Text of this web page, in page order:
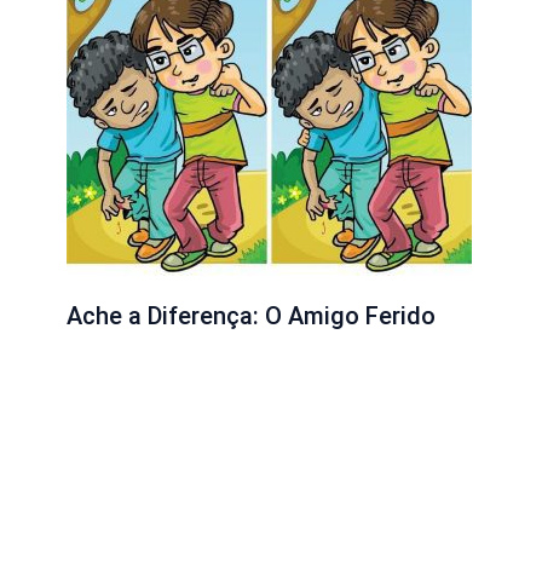
Ache a Diferença: O Amigo Ferido